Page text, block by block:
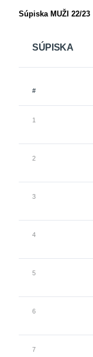
Súpiska MUŽI 22/23
SÚPISKA
#
1
2
3
4
5
6
7